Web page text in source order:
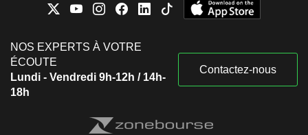
NOS EXPERTS À VOTRE
ÉCOUTE
Lundi - Vendredi 9h-12h / 14h-
18h
Contactez-nous